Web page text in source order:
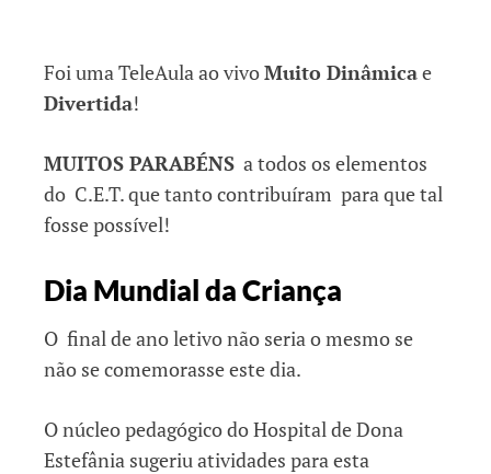
Foi uma TeleAula ao vivoMuito Dinâmicae
Divertida!
MUITOS PARABÉNS a todos os elementos
do C.E.T. que tanto contribuíram para que tal
fosse possível!
Dia Mundial da Criança
O final de ano letivo não seria o mesmo se
não se comemorasse este dia.
O núcleo pedagógico do Hospital de Dona
Estefânia sugeriu atividades para esta